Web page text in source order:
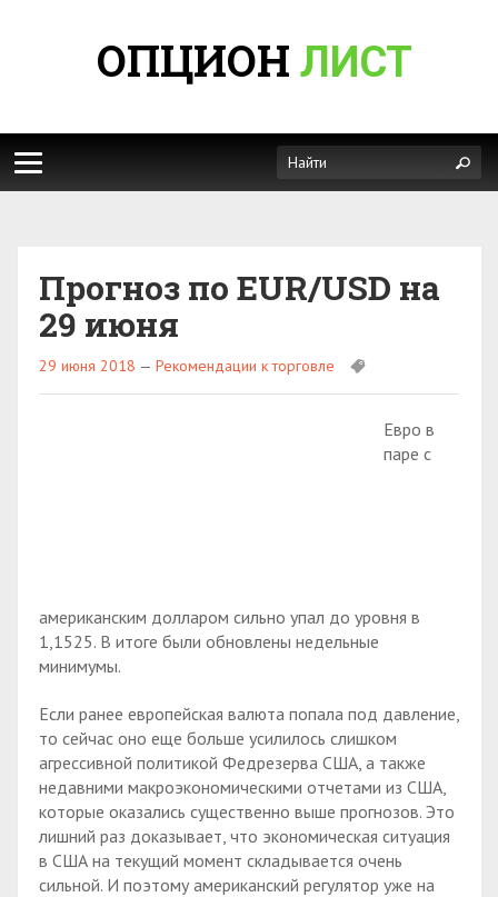
ОПЦИОН ЛИСТ
Прогноз по EUR/USD на
29 июня
29 июня 2018 — Рекомендации к торговле
Евро в
паре с
американским долларом сильно упал до уровня в
1,1525. В итоге были обновлены недельные
минимумы.
Если ранее европейская валюта попала под давление,
то сейчас оно еще больше усилилось слишком
агрессивной политикой Федрезерва США, а также
недавними макроэкономическими отчетами из США,
которые оказались существенно выше прогнозов. Это
лишний раз доказывает, что экономическая ситуация
в США на текущий момент складывается очень
сильной. И поэтому американский регулятор уже на